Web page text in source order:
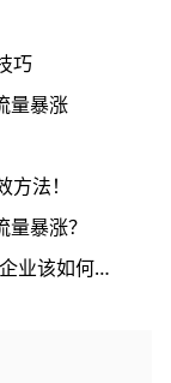
巧
量暴涨
法！
暴涨？
面对逐渐成为消费主力的90后、00后，企业该如何保持竞争力？